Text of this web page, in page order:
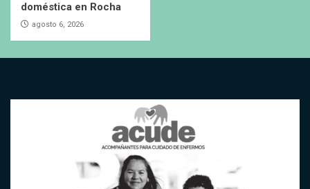
doméstica en Rocha
agosto 6, 2026